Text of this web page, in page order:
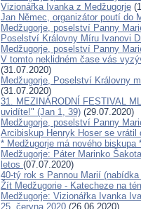
Vizionářka Ivanka z Medžugorje
Jan Němec, organizátor poutí do
Medžugorje, poselství Panny
Poselství Královny Míru Ivanovi
Medžugorje, poselství Panny
V tomto neklidném čase vás
(31.07.2020)
Medžugorje, Poselství Královny
(31.07.2020)
31. MEZINÁRODNÍ FESTIVAL
uvidíte!" (Jan 1, 39) (29.07.2020)
Medžugorje, poselství Panny
Arcibiskup Henryk Hoser se
* Medžugorje má nového biskupa
Medžugorje: Páter Marinko
letos (07.07.2020)
40-tý rok s Pannou Marií
Žít Medžugorie - Katecheze na
Medžugorje: Vizionářka Ivanka
25. června 2020 (26.06.2020)